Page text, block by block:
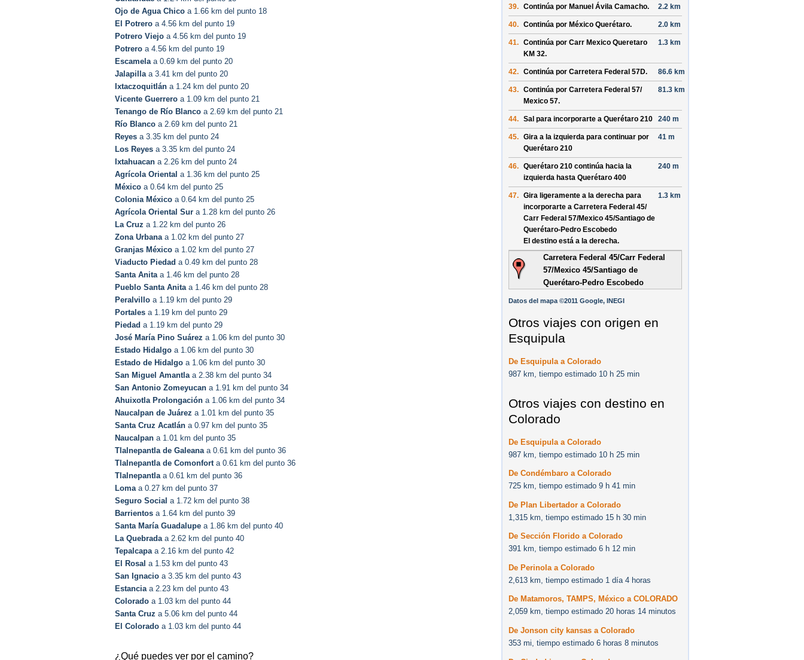
Ojo de Agua Chico a 1.66 km del punto 18
El Potrero a 4.56 km del punto 19
Potrero Viejo a 4.56 km del punto 19
Potrero a 4.56 km del punto 19
Escamelaa 0.69 km del punto 20
Jalapillaa 3.41 km del punto 20
Ixtaczoquitlán a 1.24 km del punto 20
Vicente Guerrero a 1.09 km del punto 21
Tenango de Río Blanco a 2.69 km del punto 21
Río Blanco a 2.69 km del punto 21
Reyes a 3.35 km del punto 24
Los Reyes a 3.35 km del punto 24
Ixtahuacan a 2.26 km del punto 24
Agrícola Oriental a 1.36 km del punto 25
México a 0.64 km del punto 25
Colonia México a 0.64 km del punto 25
Agrícola Oriental Sur a 1.28 km del punto 26
La Cruz a 1.22 km del punto 26
Zona Urbanaa 1.02 km del punto 27
Granjas México a 1.02 km del punto 27
Viaducto Piedad a 0.49 km del punto 28
Santa Anitaa 1.46 km del punto 28
Pueblo Santa Anitaa 1.46 km del punto 28
Peralvillo a 1.19 km del punto 29
Portales a 1.19 km del punto 29
Piedad a 1.19 km del punto 29
José María Pino Suárez a 1.06 km del punto 30
Estado Hidalgo a 1.06 km del punto 30
Estado de Hidalgo a 1.06 km del punto 30
San Miguel Amantlaa 2.38 km del punto 34
San Antonio Zomeyucan a 1.91 km del punto 34
Ahuixotla Prolongación a 1.06 km del punto 34
Naucalpan de Juárez a 1.01 km del punto 35
Santa Cruz Acatlán a 0.97 km del punto 35
Naucalpan a 1.01 km del punto 35
Tlalnepantla de Galeanaa 0.61 km del punto 36
Tlalnepantla de Comonforta 0.61 km del punto 36
Tlalnepantlaa 0.61 km del punto 36
Lomaa 0.27 km del punto 37
Seguro Social a 1.72 km del punto 38
Barrientos a 1.64 km del punto 39
Santa María Guadalupe a 1.86 km del punto 40
La Quebradaa 2.62 km del punto 40
Tepalcapaa 2.16 km del punto 42
El Rosal a 1.53 km del punto 43
San Ignacio a 3.35 km del punto 43
Estanciaa 2.23 km del punto 43
Colorado a 1.03 km del punto 44
Santa Cruz a 5.06 km del punto 44
El Colorado a 1.03 km del punto 44
¿Qué puedes ver por el camino?
39. Continúa por Manuel Ávila Camacho. 2.2 km
40. Continúa por México Querétaro. 2.0 km
41. Continúa por Carr Mexico Queretaro
KM 32.
1.3 km
42. Continúa por Carretera Federal 57D. 86.6 km
43. Continúa por Carretera Federal 57/
Mexico 57.
81.3 km
44. Sal para incorporarte a Querétaro 210 240 m
45. Gira a la izquierda para continuar por
Querétaro 210
41 m
46. Querétaro 210 continúa hacia la
izquierda hasta Querétaro 400
240 m
47. Gira ligeramente a la derecha para
incorporarte a Carretera Federal 45/
Carr Federal 57/Mexico 45/Santiago de
Querétaro-Pedro Escobedo
El destino está a la derecha.
1.3 km
Carretera Federal 45/Carr Federal
57/Mexico 45/Santiago de
Querétaro-Pedro Escobedo
Datos del mapa ©2011 Google, INEGI
Otros viajes con origen en
Esquipula
De Esquipula a Colorado
987 km, tiempo estimado 10 h 25 min
Otros viajes con destino en
Colorado
De Esquipula a Colorado
987 km, tiempo estimado 10 h 25 min
De Condémbaro a Colorado
725 km, tiempo estimado 9 h 41 min
De Plan Libertador a Colorado
1,315 km, tiempo estimado 15 h 30 min
De Sección Florido a Colorado
391 km, tiempo estimado 6 h 12 min
De Perinola a Colorado
2,613 km, tiempo estimado 1 día 4 horas
De Matamoros, TAMPS, México a COLORADO
2,059 km, tiempo estimado 20 horas 14 minutos
De Jonson city kansas a Colorado
353 mi, tiempo estimado 6 horas 8 minutos